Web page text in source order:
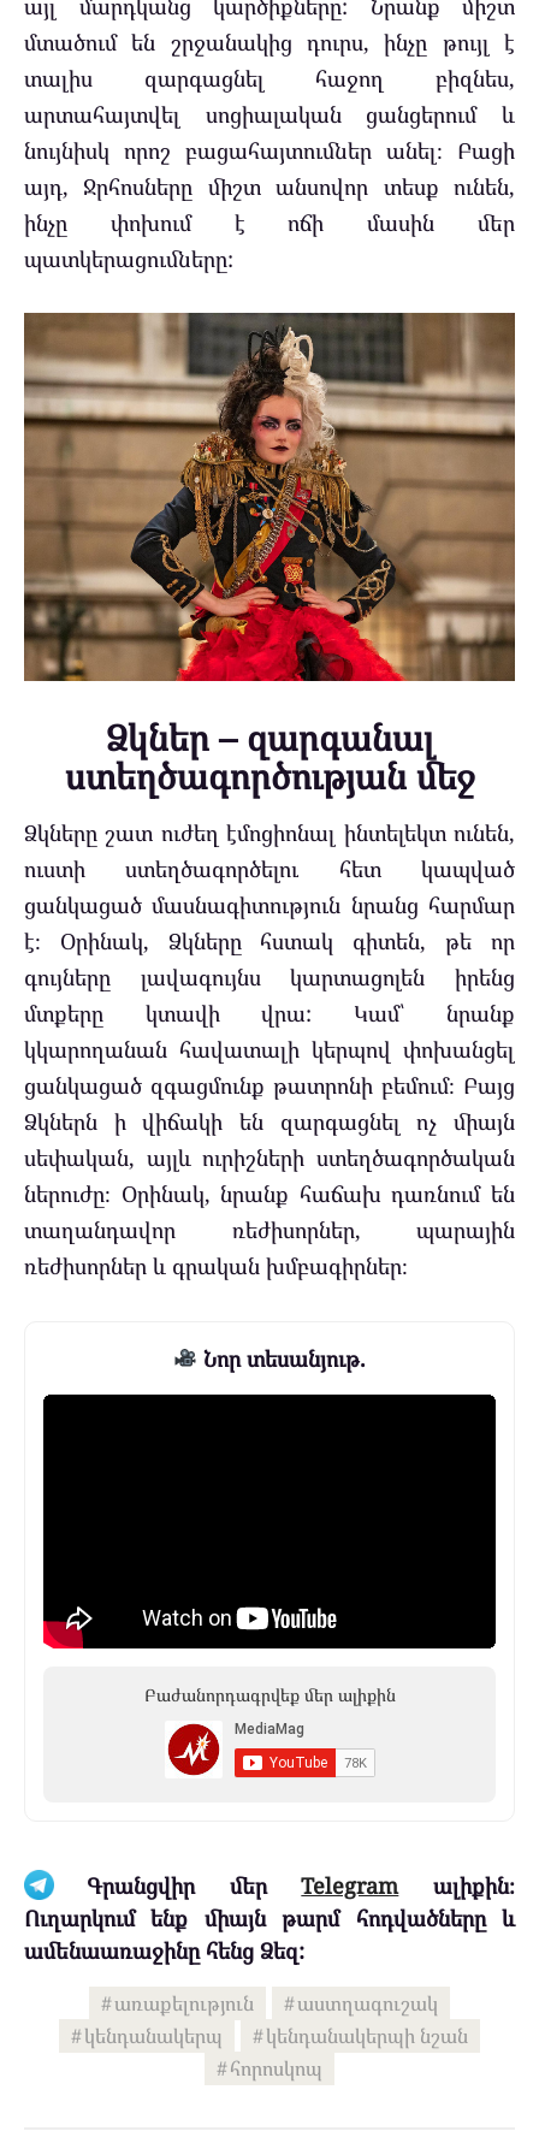
այլ մարդկանց կարծիքները: Նրանք միշտ
մտածում են շրջանակից դուրս, ինչը թույլ է
տալիս զարգացնել հաջող բիզնես,
արտահայտվել սոցիալական ցանցերում և
նույնիսկ որոշ բացահայտումներ անել։ Բացի
այդ, Ջրհոսները միշտ անսովոր տեսք ունեն,
ինչը փոխում է ոճի մասին մեր
պատկերացումները:
Ձկներ – զարգանալ
ստեղծագործության մեջ
Ձկները շատ ուժեղ էմոցիոնալ ինտելեկտ ունեն,
ուստի ստեղծագործելու հետ կապված
ցանկացած մասնագիտություն նրանց հարմար
է։ Օրինակ, Ձկները հստակ գիտեն, թե որ
գույները լավագույնս կարտացոլեն իրենց
մտքերը կտավի վրա: Կամ՝ նրանք
կկարողանան հավատալի կերպով փոխանցել
ցանկացած զգացմունք թատրոնի բեմում։ Բայց
Ձկներն ի վիճակի են զարգացնել ոչ միայն
սեփական, այլև ուրիշների ստեղծագործական
ներուժը։ Օրինակ, նրանք հաճախ դառնում են
տաղանդավոր ռեժիսորներ, պարային
ռեժիսորներ և գրական խմբագիրներ։
Նոր տեսանյութ.
Բաժանորդագրվեք մեր ալիքին
Գրանցվիր մերTelegramալիքին։
Ուղարկում ենք միայն թարմ հոդվածները և
ամենաառաջինը հենց Ձեզ:
առաքելություն
աստղագուշակ
կենդանակերպ
կենդանակերպի նշան
հորոսկոպ